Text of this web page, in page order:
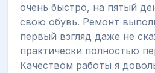
очень быстро, на пятый
свою обувь. Ремонт
первый взгляд даже не
практически полностью
Качеством работы я